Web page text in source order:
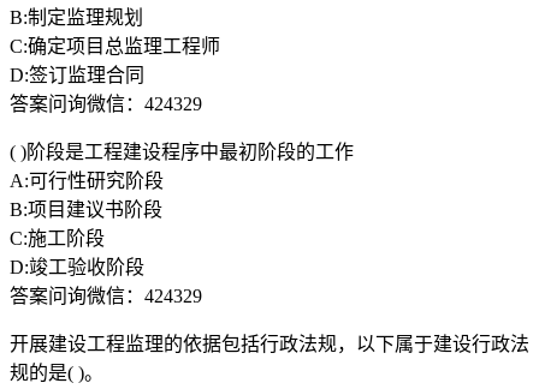
B:制定监理规划
C:确定项目总监理工程师
D:签订监理合同
答案问询微信：424329
( )阶段是工程建设程序中最初阶段的工作
A:可行性研究阶段
B:项目建议书阶段
C:施工阶段
D:竣工验收阶段
答案问询微信：424329
开展建设工程监理的依据包括行政法规，以下属于建设行政法
规的是( )。